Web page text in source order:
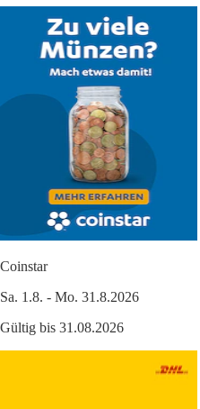
Coinstar
Sa. 1.8. - Mo. 31.8.2026
Gültig bis 31.08.2026